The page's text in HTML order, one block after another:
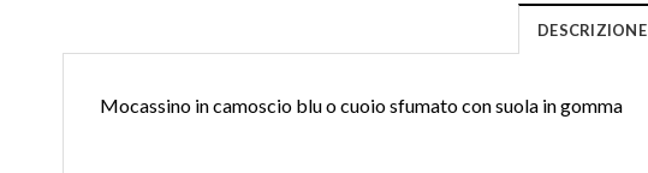
DESCRIZIONE
Mocassino in camoscio blu o cuoio sfumato con suola in gomma